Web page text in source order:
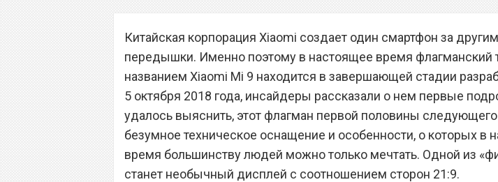
Xiaomi Mi 9 получил безумное
техническое оснащение и
Китайская корпорация Xiaomi создает один смартфон за
передышки. Именно поэтому в настоящее время флагманский
названием Xiaomi Mi 9 находится в завершающей стадии
5 октября 2018 года, инсайдеры рассказали о нем первые
удалось выяснить, этот флагман первой половины следующего
безумное техническое оснащение и особенности, о которых в
время большинству людей можно только мечтать. Одной из
станет необычный дисплей с соотношением сторон 21:9.